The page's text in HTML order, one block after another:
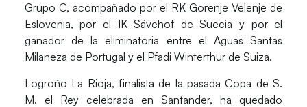
Grupo C, acompañado por el RK Gorenje Velenje de
Eslovenia, por el IK Sävehof de Suecia y por el
ganador de la eliminatoria entre el Aguas Santas
Milaneza de Portugal y el Pfadi Winterthur de Suiza.
Logroño La Rioja, finalista de la pasada Copa de S.
M. el Rey celebrada en Santander, ha quedado